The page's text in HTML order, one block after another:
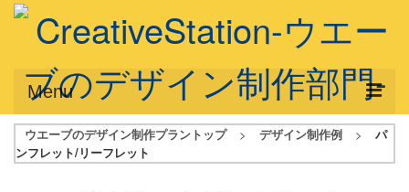
Menu
サービス概要
ウエーブのデザイン制作プラントップ > デザイン制作例 >
パ
ンフレット/リーフレット